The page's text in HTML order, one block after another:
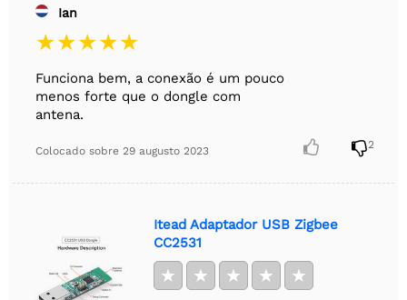
Ian
Funciona bem, a conexão é um pouco
menos forte que o dongle com
antena.
Colocado sobre 29 augusto 2023  2
Itead Adaptador USB Zigbee
CC2531
★ ★ ★ ★ ★